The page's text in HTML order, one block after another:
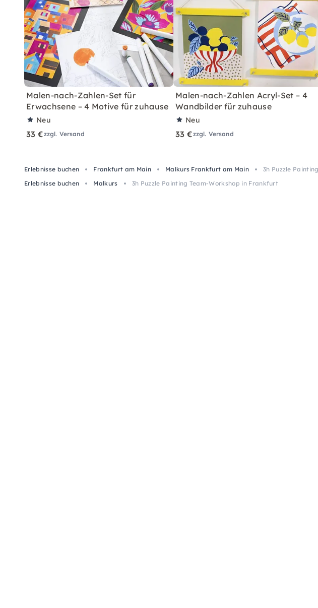
Malen-nach-Zahlen-Set für
Erwachsene – 4 Motive für zuhause
Neu
33 €zzgl. Versand
Malen-nach-Zahlen Acryl-Set – 4
Wandbilder für zuhause
Neu
33 €zzgl. Versand
Erlebnisse buchen Frankfurt am Main Malkurs Frankfurt am Main
3h Puzzle
Erlebnisse buchen
Malkurs 3h Puzzle Painting Team-Workshop in Frankfurt